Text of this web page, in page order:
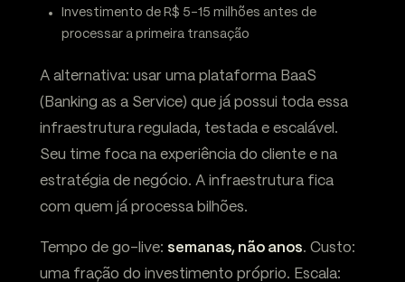
Investimento de R$ 5-15 milhões antes de
processar a primeira transação
A alternativa: usar uma plataforma BaaS
(Banking as a Service) que já possui toda essa
infraestrutura regulada, testada e escalável.
Seu time foca na experiência do cliente e na
estratégia de negócio. A infraestrutura fica
com quem já processa bilhões.
Tempo de go-live: semanas, não anos. Custo:
uma fração do investimento próprio. Escala: